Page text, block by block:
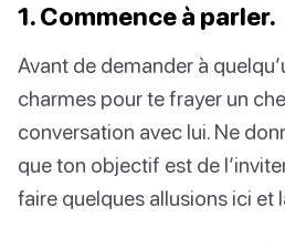
1. Commence à parler.
Avant de demander à
charmes pour te frayer un
conversation avec lui. Ne
que ton objectif est de
faire quelques allusions ici et